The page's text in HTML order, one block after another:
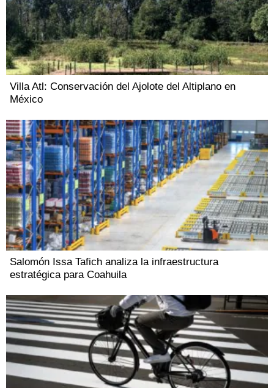
Villa Atl: Conservación del Ajolote del Altiplano en
México
Salomón Issa Tafich analiza la infraestructura
estratégica para Coahuila